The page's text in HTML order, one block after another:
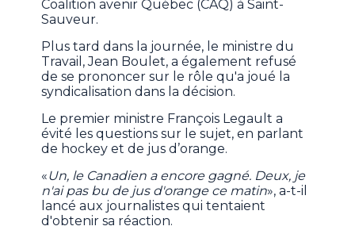
Coalition avenir Québec (CAQ) à Saint-
Sauveur.
Plus tard dans la journée, le ministre du
Travail, Jean Boulet, a également refusé
de se prononcer sur le rôle qu'a joué la
syndicalisation dans la décision.
Le premier ministre François Legault a
évité les questions sur le sujet, en parlant
de hockey et de jus d’orange.
«Un, le Canadien a encore gagné. Deux, je
n'ai pas bu de jus d'orange ce matin», a-t-il
lancé aux journalistes qui tentaient
d'obtenir sa réaction.